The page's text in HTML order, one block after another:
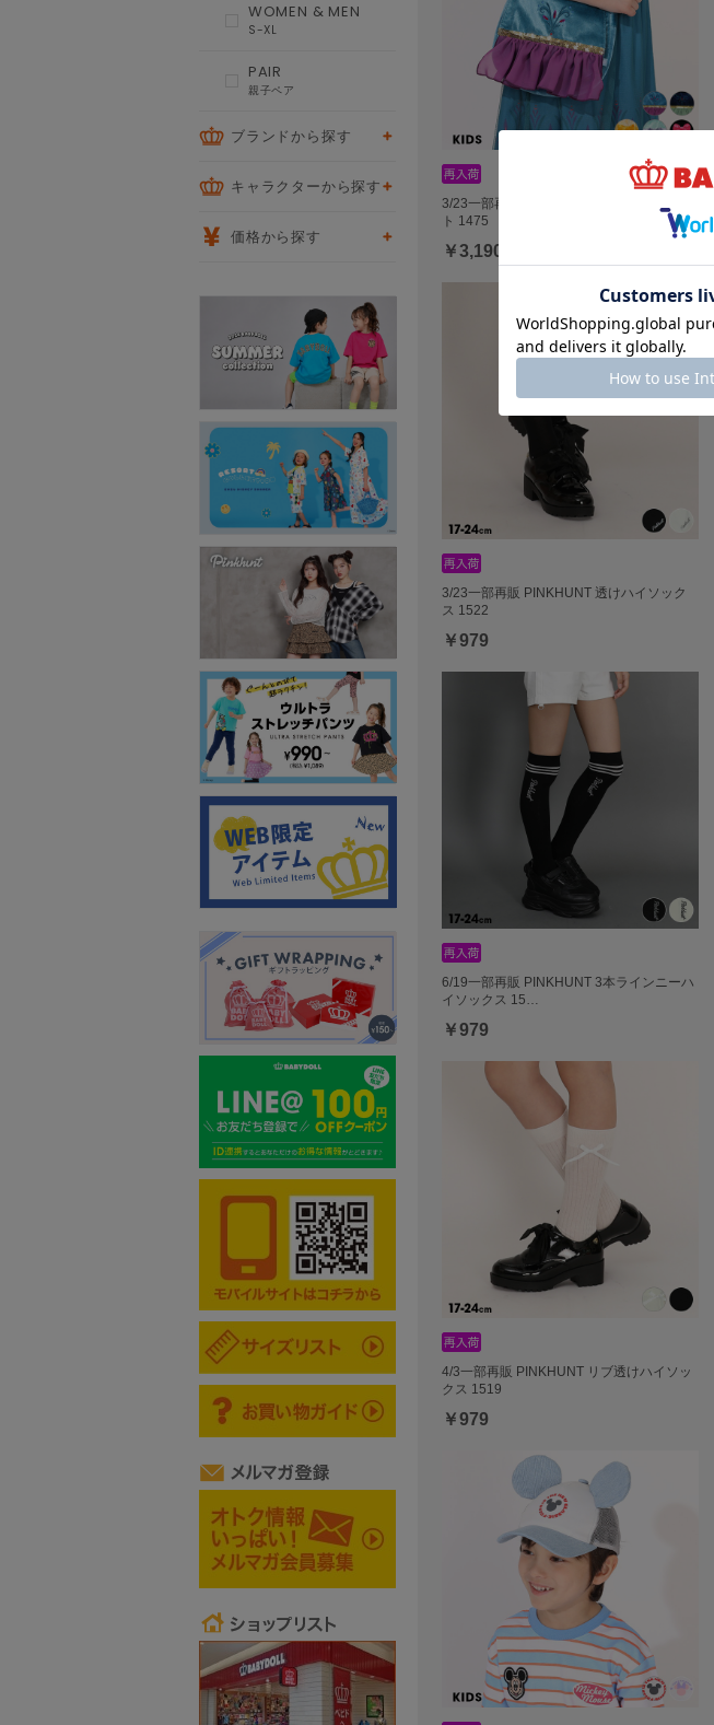
3/23一部再販 ディズニー なりきるポシェッ
ト 1475
￥3,190
3/23一部再販 PINKHUNT 透けハイソック
ス 1522
￥979
6/19一部再販 PINKHUNT 3本ラインニーハ
イソックス 15…
￥979
4/3一部再販 PINKHUNT リブ透けハイソッ
クス 1519
￥979
WOMEN & MEN
S-XL
PAIR
親子ペア
ブランドから探す
キャラクターから探す
価格から探す